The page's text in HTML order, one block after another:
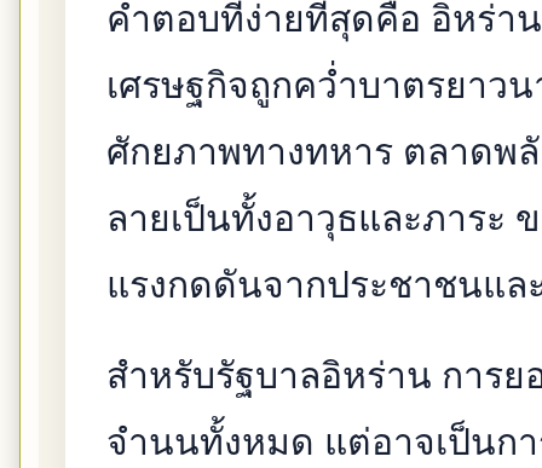
คำตอบที่ง่ายที่สุดคือ อิหร่
เศรษฐกิจถูกคว่ำบาตรยาว
ศักยภาพทางทหาร ตลาดพลั
ลายเป็นทั้งอาวุธและภาระ
แรงกดดันจากประชาชนแล
สำหรับรัฐบาลอิหร่าน การ
จำนนทั้งหมด แต่อาจเป็นก